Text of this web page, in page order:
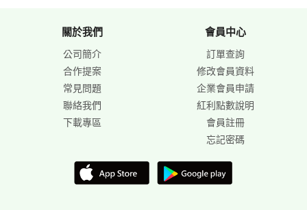
關於我們
公司簡介
合作提案
常見問題
聯絡我們
下載專區
會員中心
訂單查詢
修改會員資料
企業會員申請
紅利點數說明
會員註冊
忘記密碼